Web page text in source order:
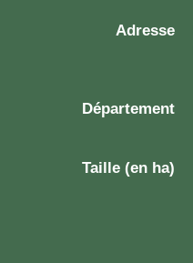
Adresse
Département
Taille (en ha)